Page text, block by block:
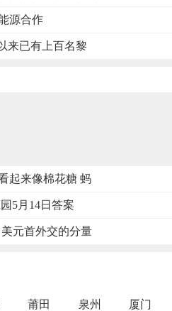
源合作
来已有上百名黎
起来像棉花糖 蚂
5月14日答案
元首外交的分量
莆田 泉州 厦门